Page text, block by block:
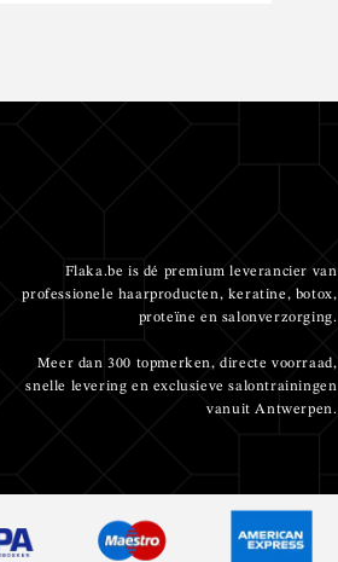
Flaka.be is dé premium leverancier van
professionele haarproducten, keratine, botox,
proteïne en salonverzorging.
Meer dan 300 topmerken, directe voorraad,
snelle levering en exclusieve salontrainingen
vanuit Antwerpen.